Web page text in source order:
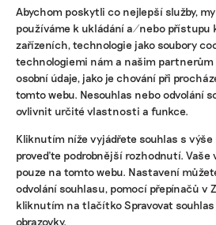
Abychom poskytli co nejlepší služby,
používáme k ukládání a/nebo přístupu
zařízeních, technologie jako soubory
technologiemi nám a našim partnerům
osobní údaje, jako je chování při
tomto webu. Nesouhlas nebo odvolání
ovlivnit určité vlastnosti a funkce.
Kliknutím níže vyjádřete souhlas s
proveďte podrobnější rozhodnutí. Vaše
pouze na tomto webu. Nastavení
odvolání souhlasu, pomocí přepínačů v
kliknutím na tlačítko Spravovat
obrazovky.
STÁHNĚTE SI NAŠE E-BOOKY